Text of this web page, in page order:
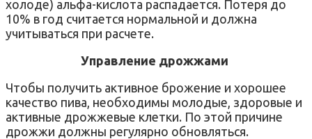
холоде) альфа-кислота распадается. Потеря до
10% в год считается нормальной и должна
учитываться при расчете.
Управление дрожжами
Чтобы получить активное брожение и хорошее
качество пива, необходимы молодые, здоровые и
активные дрожжевые клетки. По этой причине
дрожжи должны регулярно обновляться.